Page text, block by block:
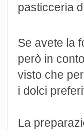
pasticceria
Se avete la
però in
visto che
i dolci
La